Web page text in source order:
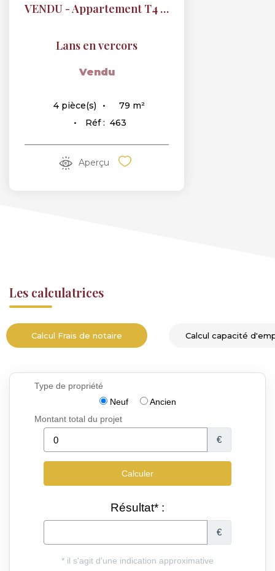
VENDU - Appartement T4 rez-de-jardin centre village
Lans en vercors
Vendu
4 pièce(s) 79 m²
Réf : 463
Aperçu
Les calculatrices
Calcul Frais de notaire Calcul capacité